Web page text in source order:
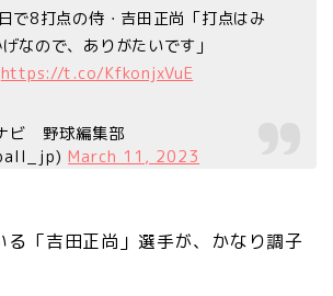
で8打点の侍・吉田正尚「打点はみ
なので、ありがたいです」
https://t.co/KfkonjxVuE
ビ 野球編集部
March 11, 2023
る「吉田正尚」選手が、かなり調子